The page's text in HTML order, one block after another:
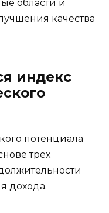
области и
качества
индекс
потенциала
трех
дохода.